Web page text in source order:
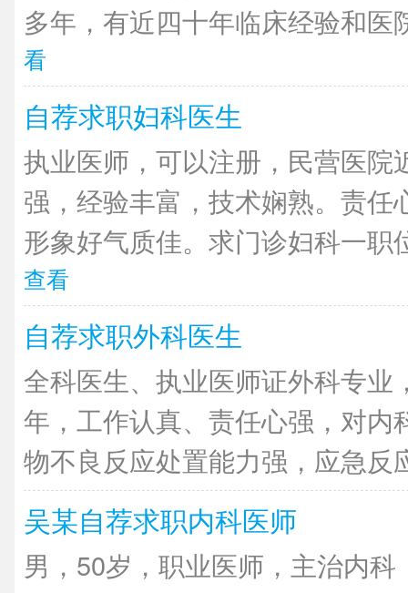
多年，有近四十年临床经验和医
看
自荐求职妇科医生
执业医师，可以注册，民营医院
强，经验丰富，技术娴熟。责任
形象好气质佳。求门诊妇科一职
查看
自荐求职外科医生
全科医生、执业医师证外科专业
年，工作认真、责任心强，对内
物不良反应处置能力强，应急反
吴某自荐求职内科医师
男，50岁，职业医师，主治内